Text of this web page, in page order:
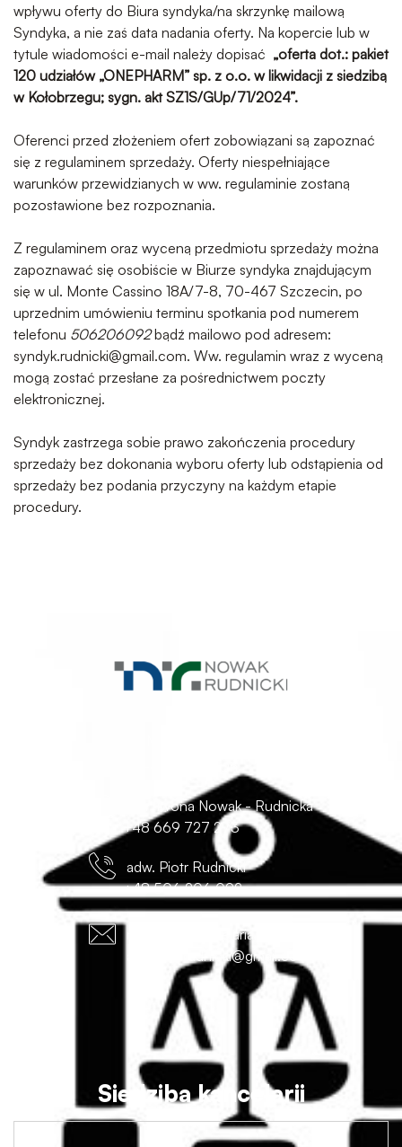
wpływu oferty do Biura syndyka/na skrzynkę mailową
Syndyka, a nie zaś data nadania oferty. Na kopercie lub w
tytule wiadomości e-mail należy dopisać „oferta dot.: pakiet
120 udziałów „ONEPHARM” sp. z o.o. w likwidacji z siedzibą
w Kołobrzegu; sygn. aktSZ1S/GUp/71/2024”.
Oferenci przed złożeniem ofert zobowiązani są zapoznać
się z regulaminem sprzedaży. Oferty niespełniające
warunków przewidzianych w ww. regulaminie zostaną
pozostawione bez rozpoznania.
Z regulaminem oraz wyceną przedmiotu sprzedaży można
zapoznawać się osobiście w Biurze syndyka znajdującym
się w ul. Monte Cassino 18A/7-8, 70-467 Szczecin, po
uprzednim umówieniu terminu spotkania pod numerem
telefonu 506206092bądź mailowo pod adresem:
syndyk.rudnicki@gmail.com. Ww. regulamin wraz z wyceną
mogą zostać przesłane za pośrednictwem poczty
elektronicznej.
Syndyk zastrzega sobie prawo zakończenia procedury
sprzedaży bez dokonania wyboru oferty lub odstąpienia od
sprzedaży bez podania przyczyny na każdym etapie
procedury.
r. pr. Iwona Nowak - Rudnicka
+48 669 727 273
adw. Piotr Rudnicki
+48 506 206 092
nowak@inkancelaria.pl
adwokat.rudnicki@gmail.com
Siedziba kancelarii